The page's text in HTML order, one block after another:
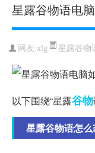
星露谷物语电
网友:xlg 星露谷物
以下围绕“星露谷物
星露谷物语怎